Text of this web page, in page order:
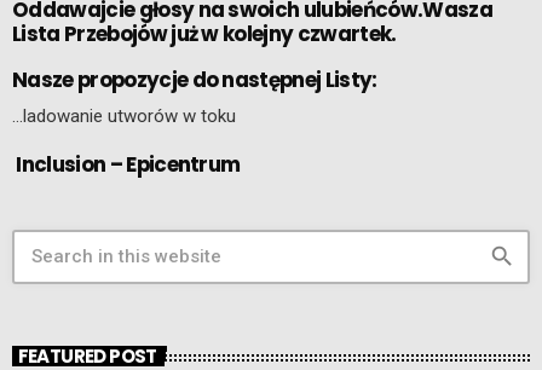
Oddawajcie głosy na swoich ulubieńców.Wasza
Lista Przebojów już w kolejny czwartek.
Nasze propozycje do następnej Listy:
…ladowanie utworów w toku
Inclusion – Epicentrum
search
FEATURED POST